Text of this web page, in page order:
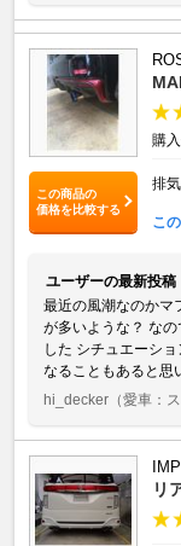
この商品の
価格を比較する
購
排
こ
ユーザーの最新投稿
最近の風潮なのかマ
が多いような？ な
した シチュエーシ
なることもあると思
hi_decker （愛車：
リ